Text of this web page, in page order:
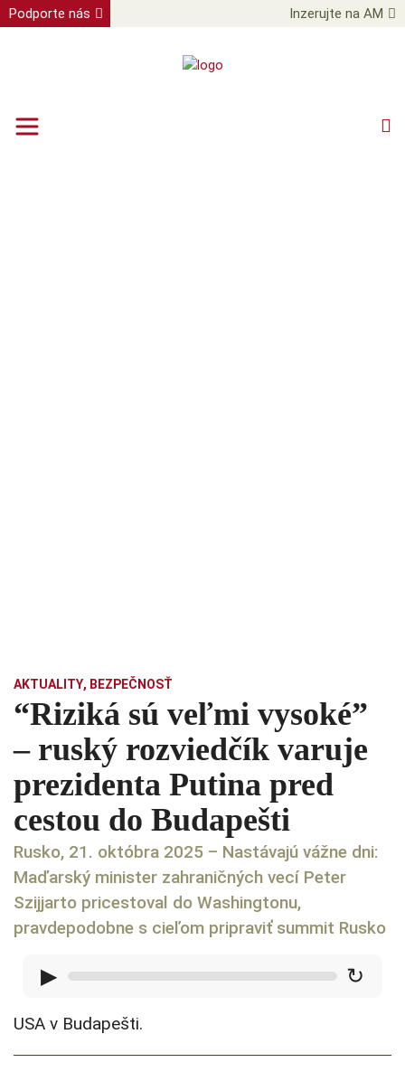
Podporte nás Inzerujte na AM
AKTUALITY, BEZPEČNOSŤ
“Riziká sú veľmi vysoké”
– ruský rozviedčík varuje
prezidenta Putina pred
cestou do Budapešti
Rusko, 21. októbra 2025 – Nastávajú vážne dni:
Maďarský minister zahraničných vecí Peter
Szijjarto pricestoval do Washingtonu,
pravdepodobne s cieľom pripraviť summit Rusko
▶ ↻
USA v Budapešti.